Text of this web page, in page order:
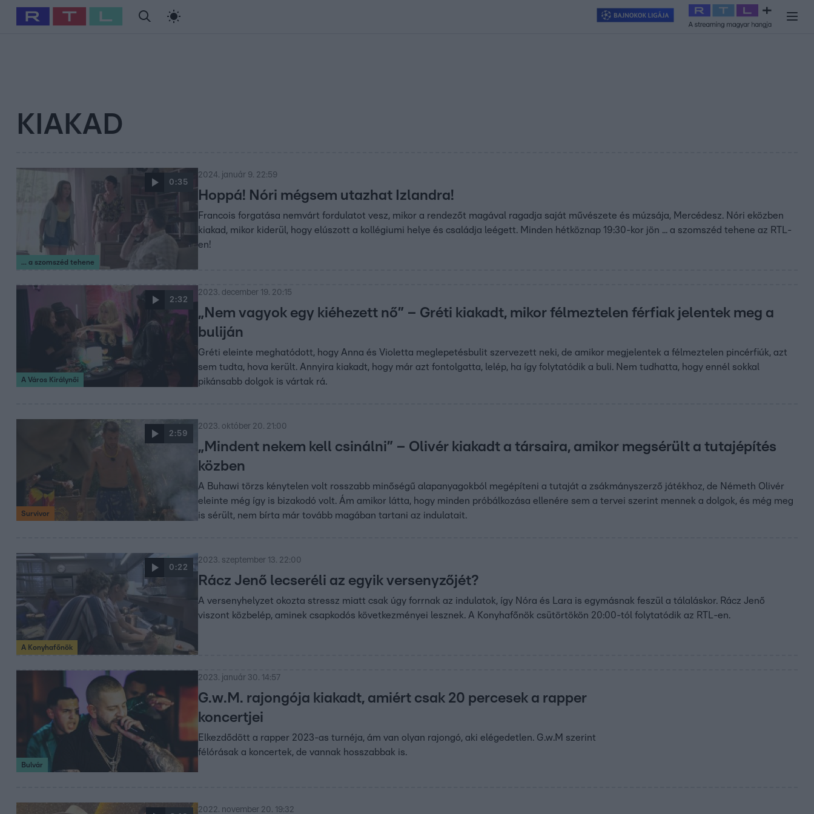
Babits Marcella Szellő István Most Wanted Exek csatája 2026 Celeb vagyok, ments ki innen
KIAKAD
0:35
... a szomszéd tehene
2024. január 9. 22:59
Hoppá! Nóri mégsem utazhat Izlandra!
Francois forgatása nemvárt fordulatot vesz, mikor a rendezőt magával ragadja saját művészete és múzsája, Mercédesz. Nóri eközben
kiakad, mikor kiderül, hogy elúszott a kollégiumi helye és családja leégett. Minden hétköznap 19:30-kor jön ... a szomszéd tehene az RTL-
en!
2:32
A Város Királynői
2023. december 19. 20:15
„Nem vagyok egy kiéhezett nő” – Gréti kiakadt, mikor félmeztelen férfiak jelentek meg a
buliján
Gréti eleinte meghatódott, hogy Anna és Violetta meglepetésbulit szervezett neki, de amikor megjelentek a félmeztelen pincérfiúk, azt
sem tudta, hova került. Annyira kiakadt, hogy már azt fontolgatta, lelép, ha így folytatódik a buli. Nem tudhatta, hogy ennél sokkal
pikánsabb dolgok is vártak rá.
2:59
Survivor
2023. október 20. 21:00
„Mindent nekem kell csinálni” – Olivér kiakadt a társaira, amikor megsérült a tutajépítés
közben
A Buhawi törzs kénytelen volt rosszabb minőségű alapanyagokból megépíteni a tutaját a zsákmányszerző játékhoz, de Németh Olivér
eleinte még így is bizakodó volt. Ám amikor látta, hogy minden próbálkozása ellenére sem a tervei szerint mennek a dolgok, és még meg
is sérült, nem bírta már tovább magában tartani az indulatait.
0:22
A Konyhafőnök
2023. szeptember 13. 22:00
Rácz Jenő lecseréli az egyik versenyzőjét?
A versenyhelyzet okozta stressz miatt csak úgy forrnak az indulatok, így Nóra és Lara is egymásnak feszül a tálaláskor. Rácz Jenő
viszont közbelép, aminek csapkodós következményei lesznek. A Konyhafőnök csütörtökön 20:00-tól folytatódik az RTL-en.
Bulvár
2023. január 30. 14:57
G.w.M. rajongója kiakadt, amiért csak 20 percesek a rapper
koncertjei
Elkezdődött a rapper 2023-as turnéja, ám van olyan rajongó, aki elégedetlen. G.w.M szerint
félórásak a koncertek, de vannak hosszabbak is.
2022. november 20. 19:32